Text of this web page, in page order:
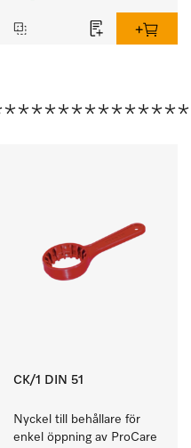
CK/1 DIN 51
Nyckel till behållare för
enkel öppning av ProCare